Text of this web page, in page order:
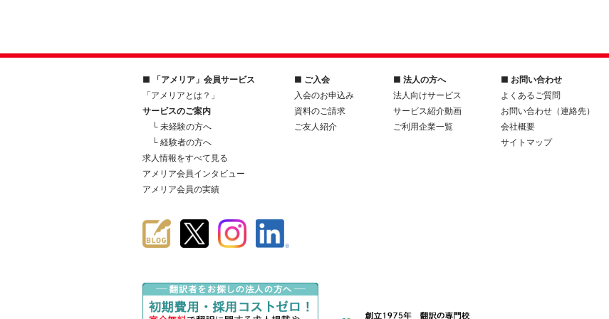
■ 「アメリア」会員サービス
「アメリアとは？」
サービスのご案内
└ 未経験の方へ
└ 経験者の方へ
求人情報をすべて見る
アメリア会員インタビュー
アメリア会員の実績
■ ご入会
入会のお申込み
資料のご請求
ご友人紹介
■ 法人の方へ
法人向けサービス
サービス紹介動画
ご利用企業一覧
■ お問い合わせ
よくあるご質問
お問い合わせ（連絡先）
会社概要
サイトマップ